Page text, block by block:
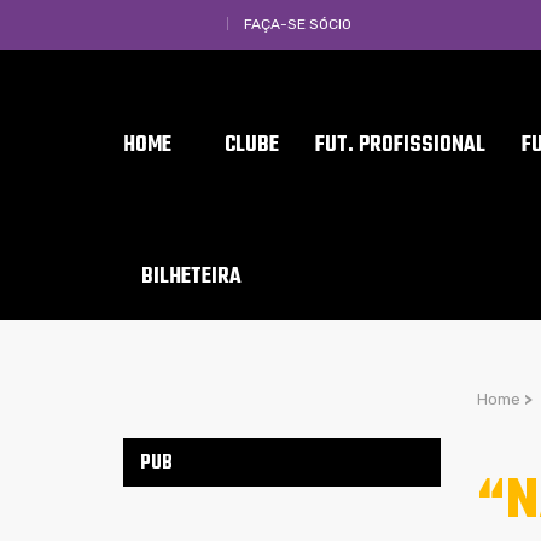
FAÇA-SE SÓCIO
HOME CLUBE FUT. PROFISSIONAL
BILHETEIRA
Home >
PUB